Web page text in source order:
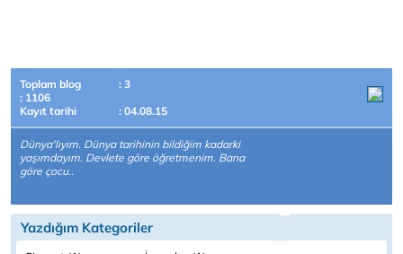
Toplam blog
: 3
: 1106
Kayıt tarihi
: 04.08.15
Dünya'lıyım. Dünya tarihinin bildiğim kadarki
yaşımdayım. Devlete göre öğretmenim. Bana
göre çocu..
Yazdığım Kategoriler